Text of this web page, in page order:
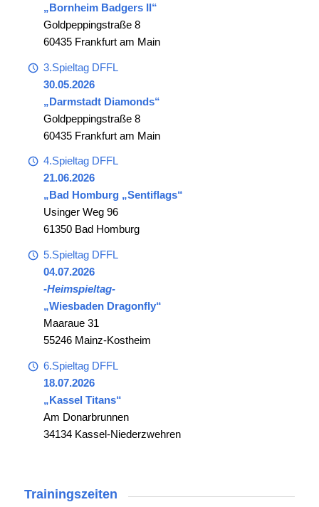
„Bornheim Badgers II“
Goldpeppingstraße 8
60435 Frankfurt am Main
3.Spieltag DFFL
30.05.2026
„Darmstadt Diamonds“
Goldpeppingstraße 8
60435 Frankfurt am Main
4.Spieltag DFFL
21.06.2026
„Bad Homburg „Sentiflags“
Usinger Weg 96
61350 Bad Homburg
5.Spieltag DFFL
04.07.2026
-Heimspieltag-
„Wiesbaden Dragonfly“
Maaraue 31
55246 Mainz-Kostheim
6.Spieltag DFFL
18.07.2026
„Kassel Titans“
Am Donarbrunnen
34134 Kassel-Niederzwehren
Trainingszeiten